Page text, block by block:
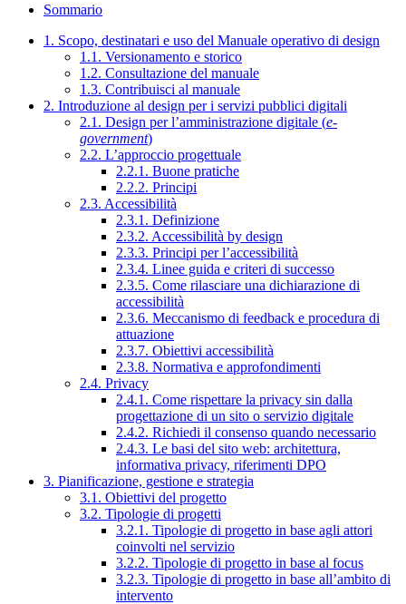
Sommario
1. Scopo, destinatari e uso del Manuale operativo di design
1.1. Versionamento e storico
1.2. Consultazione del manuale
1.3. Contribuisci al manuale
2. Introduzione al design per i servizi pubblici digitali
2.1. Design per l’amministrazione digitale (e-
government)
2.2. L’approccio progettuale
2.2.1. Buone pratiche
2.2.2. Principi
2.3. Accessibilità
2.3.1. Definizione
2.3.2. Accessibilità by design
2.3.3. Principi per l’accessibilità
2.3.4. Linee guida e criteri di successo
2.3.5. Come rilasciare una dichiarazione di
accessibilità
2.3.6. Meccanismo di feedback e procedura di
attuazione
2.3.7. Obiettivi accessibilità
2.3.8. Normativa e approfondimenti
2.4. Privacy
2.4.1. Come rispettare la privacy sin dalla
progettazione di un sito o servizio digitale
2.4.2. Richiedi il consenso quando necessario
2.4.3. Le basi del sito web: architettura,
informativa privacy, riferimenti DPO
3. Pianificazione, gestione e strategia
3.1. Obiettivi del progetto
3.2. Tipologie di progetti
3.2.1. Tipologie di progetto in base agli attori
coinvolti nel servizio
3.2.2. Tipologie di progetto in base al focus
3.2.3. Tipologie di progetto in base all’ambito di
intervento